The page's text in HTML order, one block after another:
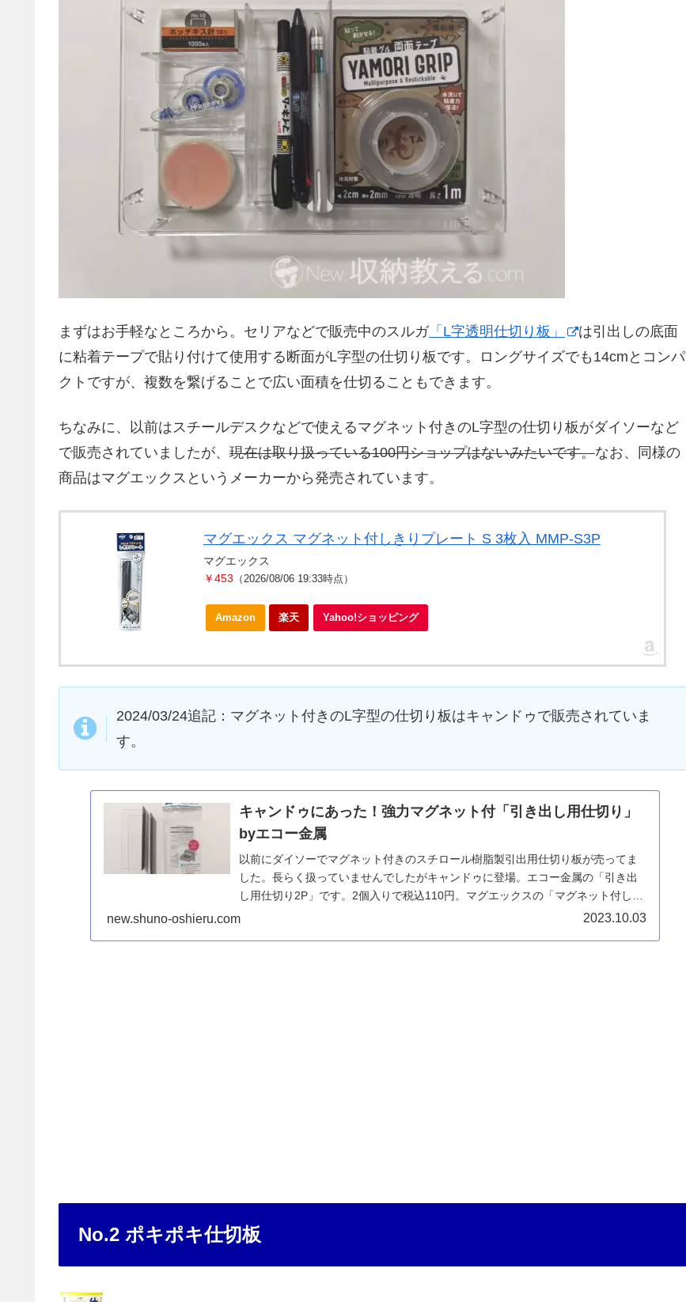
まずはお手軽なところから。セリアなどで販売中のスルガ「L字透明仕切り板」
は引出しの底面
に粘着テープで貼り付けて使用する断面がL字型の仕切り板です。ロングサイズでも14cmとコンパ
クトですが、複数を繋げることで広い面積を仕切ることもできます。
ちなみに、以前はスチールデスクなどで使えるマグネット付きのL字型の仕切り板がダイソーなど
で販売されていましたが、 現在は取り扱っている100円ショップはないみたいです。なお、同様の
商品はマグエックスというメーカーから発売されています。
マグエックス マグネット付しきりプレート S 3枚入 MMP-S3P
マグエックス
￥453 （2026/08/06 19:33時点）
Amazon 楽天 Yahoo!ショッピング
2024/03/24追記：マグネット付きのL字型の仕切り板はキャンドゥで販売されていま
す。
キャンドゥにあった！強力マグネット付「引き出し用仕切り」
byエコー金属
以前にダイソーでマグネット付きのスチロール樹脂製引出用仕切り板が売ってま
した。長らく扱っていませんでしたがキャンドゥに登場。エコー金属の「引き出
し用仕切り2P」です。2個入りで税込110円。マグエックスの「マグネット付しき
りプレートM」とまったく同じサイズですからコスパ良いです。
new.shuno-oshieru.com 2023.10.03
No.2 ポキポキ仕切板